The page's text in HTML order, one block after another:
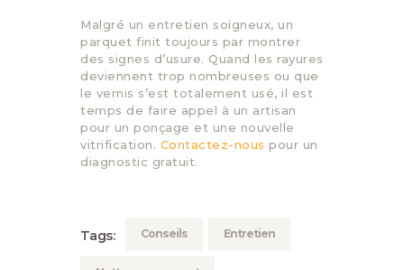
Malgré un entretien soigneux, un
parquet finit toujours par montrer
des signes d’usure. Quand les rayures
deviennent trop nombreuses ou que
le vernis s’est totalement usé, il est
temps de faire appel à un artisan
pour un ponçage et une nouvelle
vitrification. Contactez-nous pour un
diagnostic gratuit.
Tags: Conseils Entretien